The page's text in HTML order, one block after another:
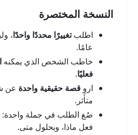
النسخة المختصرة
اطلبتغييرًا محددًا واحدًا،
عامًا.
خاطب الشخص الذي يمكنه
فعليًا.
اروِ قصة حقيقية واحدة عن
متأثر.
صُغ الطلب في جملة واحدة:
فعل ماذا، وبحلول متى.